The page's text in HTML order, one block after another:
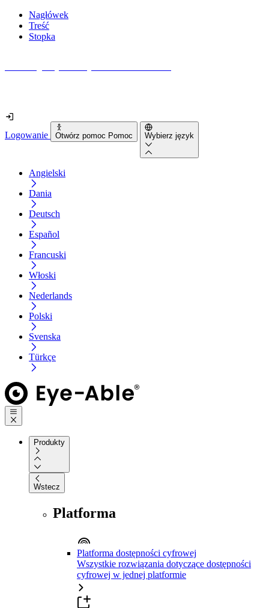
Nagłówek
Treść
Stopka
Logowanie Otwórz pomoc Pomoc Wybierz język
Angielski
Dania
Deutsch
Español
Francuski
Włoski
Nederlands
Polski
Svenska
Türkçe
Produkty
Wstecz
Platforma
Platforma dostępności cyfrowej
Wszystkie rozwiązania dotyczące dostępności
cyfrowej w jednej platformie